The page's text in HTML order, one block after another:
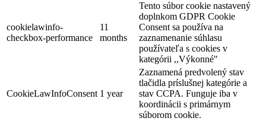
cookielawinfo-
checkbox-performance
11
months
Tento súbor cookie nastavený
doplnkom GDPR Cookie
Consent sa používa na
zaznamenanie súhlasu
používateľa s cookies v
kategórii ,,Výkonné"
CookieLawInfoConsent 1 year
Zaznamená predvolený stav
tlačidla príslušnej kategórie a
stav CCPA. Funguje iba v
koordinácii s primárnym
súborom cookie.